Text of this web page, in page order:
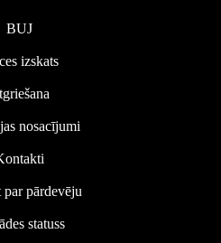
BUJ
izskats
nosacījumi
pārdevēju
statuss